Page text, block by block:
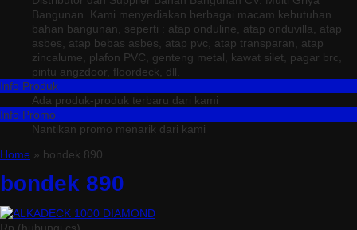
Bangunan. Kami menyediakan berbagai macam kebutuhan
bahan bangunan, seperti : atap onduline, atap onduvilla, atap
asbes, atap bebas asbes, atap pvc, atap transparan, atap
zincalume, plafon PVC, genteng metal, kawat silet, pagar brc,
pintu angzdoor, floordeck, dll.
Info Produk
Ada produk-produk terbaru dari kami
Info Promo
Nantikan promo menarik dari kami
Home » bondek 890
bondek 890
Rp (hubungi cs)